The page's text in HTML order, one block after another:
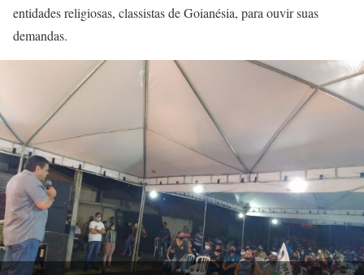
entidades religiosas, classistas de Goianésia, para ouvir suas
demandas.